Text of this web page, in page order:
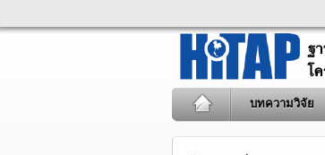
บทความวิจัย